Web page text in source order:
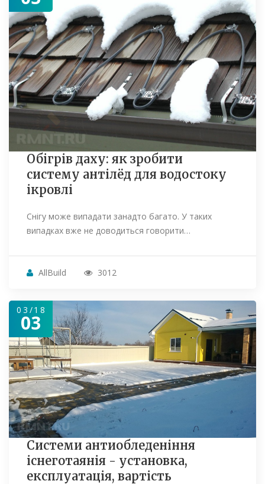
Обігрів даху: як зробити
систему антілёд для водостоку
ікровлі
Снігу може випадати занадто багато. У таких
випадках вже не доводиться говорити…
AllBuild 3012
03/18
03
Системи антиобледеніння
існеготаянія - установка,
експлуатація, вартість